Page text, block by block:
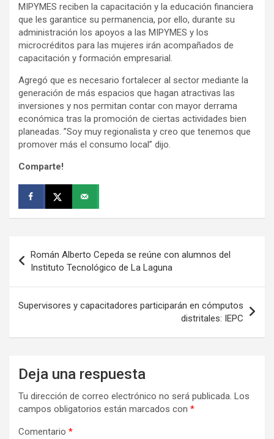
MIPYMES reciben la capacitación y la educación financiera
que les garantice su permanencia, por ello, durante su
administración los apoyos a las MIPYMES y los
microcréditos para las mujeres irán acompañados de
capacitación y formación empresarial.
Agregó que es necesario fortalecer al sector mediante la
generación de más espacios que hagan atractivas las
inversiones y nos permitan contar con mayor derrama
económica tras la promoción de ciertas actividades bien
planeadas. ”Soy muy regionalista y creo que tenemos que
promover más el consumo local” dijo.
Comparte!
de
entradas
Román Alberto Cepeda se reúne con alumnos del
Instituto Tecnológico de La Laguna
Supervisores y capacitadores participarán en cómputos
distritales: IEPC
Deja una respuesta
Tu dirección de correo electrónico no será publicada. Los
campos obligatorios están marcados con *
Comentario *